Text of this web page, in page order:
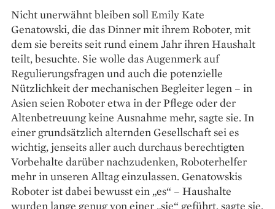
Nicht unerwähnt bleiben soll Emily Kate
Genatowski, die das Dinner mit ihrem Roboter, mit
dem sie bereits seit rund einem Jahr ihren Haushalt
teilt, besuchte. Sie wolle das Augenmerk auf
Regulierungsfragen und auch die potenzielle
Nützlichkeit der mechanischen Begleiter legen – in
Asien seien Roboter etwa in der Pflege oder der
Altenbetreuung keine Ausnahme mehr, sagte sie. In
einer grundsätzlich alternden Gesellschaft sei es
wichtig, jenseits aller auch durchaus berechtigten
Vorbehalte darüber nachzudenken, Roboterhelfer
mehr in unseren Alltag einzulassen. Genatowskis
Roboter ist dabei bewusst ein „es“ – Haushalte
wurden lange genug von einer „sie“ geführt, sagte sie.